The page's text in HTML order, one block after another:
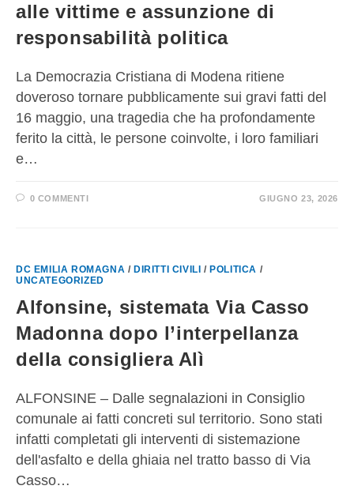
alle vittime e assunzione di
responsabilità politica
La Democrazia Cristiana di Modena ritiene
doveroso tornare pubblicamente sui gravi fatti del
16 maggio, una tragedia che ha profondamente
ferito la città, le persone coinvolte, i loro familiari
e…
0 COMMENTI GIUGNO 23, 2026
DC EMILIA ROMAGNA / DIRITTI CIVILI / POLITICA /
UNCATEGORIZED
Alfonsine, sistemata Via Casso
Madonna dopo l’interpellanza
della consigliera Alì
ALFONSINE – Dalle segnalazioni in Consiglio
comunale ai fatti concreti sul territorio. Sono stati
infatti completati gli interventi di sistemazione
dell'asfalto e della ghiaia nel tratto basso di Via
Casso…